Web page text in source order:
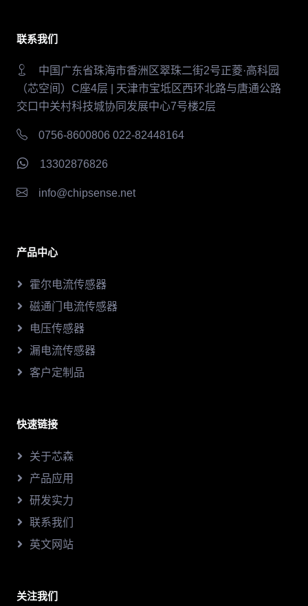
联系我们
中国广东省珠海市香洲区翠珠二街2号正菱·高科园
（芯空间）C座4层 | 天津市宝坻区西环北路与唐通公路
交口中关村科技城协同发展中心7号楼2层
0756-8600806 022-82448164
13302876826
info@chipsense.net
产品中心
霍尔电流传感器
磁通门电流传感器
电压传感器
漏电流传感器
客户定制品
快速链接
关于芯森
产品应用
研发实力
联系我们
英文网站
关注我们